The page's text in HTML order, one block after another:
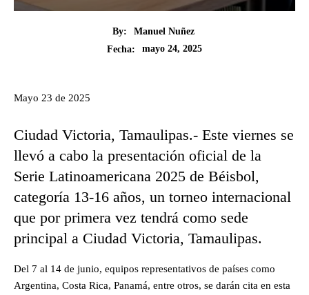
By:
Manuel Nuñez
Fecha:
mayo 24, 2025
Mayo 23 de 2025
Ciudad Victoria, Tamaulipas.- Este viernes se
llevó a cabo la presentación oficial de la
Serie Latinoamericana 2025 de Béisbol,
categoría 13-16 años, un torneo internacional
que por primera vez tendrá como sede
principal a Ciudad Victoria, Tamaulipas.
Del 7 al 14 de junio, equipos representativos de países como
Argentina, Costa Rica, Panamá, entre otros, se darán cita en esta